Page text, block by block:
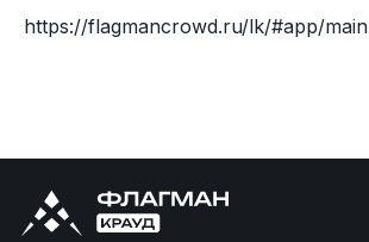
https://flagmancrowd.ru/lk/#app/main